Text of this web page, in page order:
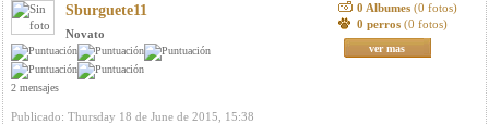
Sburguete11
Novato
2 mensajes
0 Albumes (0 fotos)
0 perros (0 fotos)
ver mas
Publicado: Thursday 18 de June de 2015, 15:38